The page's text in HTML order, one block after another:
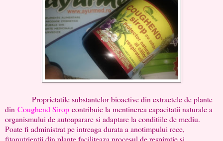
Proprietatile substantelor bioactive din extractele de plante
din Coughend Sirop contribuie la mentinerea capacitatii naturale a
organismului de autoaparare si adaptare la conditiile de mediu.
Poate fi administrat pe intreaga durata a anotimpului rece,
fitonutrientii din plante faciliteaza procesul de respiratie si